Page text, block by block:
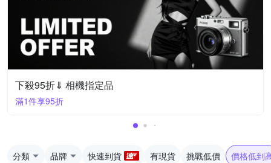
下殺95折⇓ 相機指定品
滿1件享95折
分類 品牌 快速到貨 有現貨 挑戰低價 價格低到